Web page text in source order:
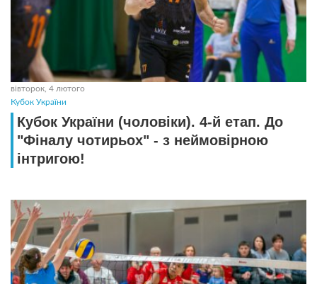
вівторок, 4 лютого
Кубок України
Кубок України (чоловіки). 4-й етап. До
"Фіналу чотирьох" - з неймовірною
інтригою!